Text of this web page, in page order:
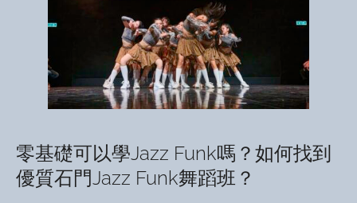
零基礎可以學Jazz Funk嗎？如何找到
優質石門Jazz Funk舞蹈班？